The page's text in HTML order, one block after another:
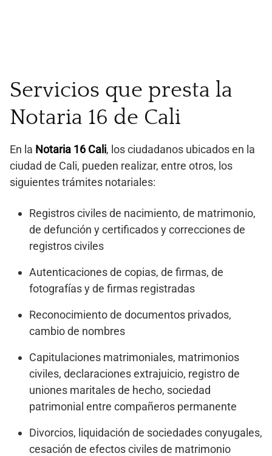
Servicios que presta la
Notaria 16 de Cali
En la Notaria 16 Cali, los ciudadanos ubicados en la
ciudad de Cali, pueden realizar, entre otros, los
siguientes trámites notariales:
Registros civiles de nacimiento, de matrimonio,
de defunción y certificados y correcciones de
registros civiles
Autenticaciones de copias, de firmas, de
fotografías y de firmas registradas
Reconocimiento de documentos privados,
cambio de nombres
Capitulaciones matrimoniales, matrimonios
civiles, declaraciones extrajuicio, registro de
uniones maritales de hecho, sociedad
patrimonial entre compañeros permanente
Divorcios, liquidación de sociedades conyugales,
cesación de efectos civiles de matrimonio